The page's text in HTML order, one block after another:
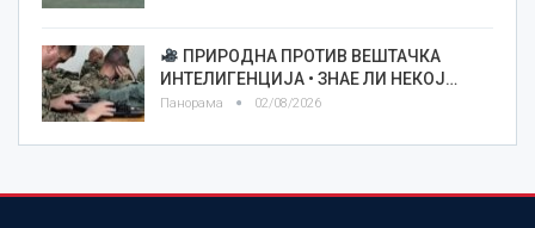
ПРИРОДНА ПРОТИВ ВЕШТАЧКА
ИНТЕЛИГЕНЦИЈА • ЗНАЕ ЛИ НЕКОЈ…
Панорама 02/08/2026